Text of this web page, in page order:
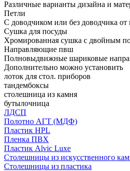
Различные варианты дизайна и
Петли
С доводчиком или без доводчика
Сушка для посуды
Хромированная сушка с двойным
Направляющие пвш
Полновыдвижные шариковые
Дополнительно можно установить
лоток для стол. приборов
тандембоксы
столешница из камня
бутылочница
ЛДСП
Полотно АГТ (МДФ)
Пластик HPL
Пленка ПВХ
Пластик Alvic Luxe
Столешницы из искусственного
Столешницы из пластика